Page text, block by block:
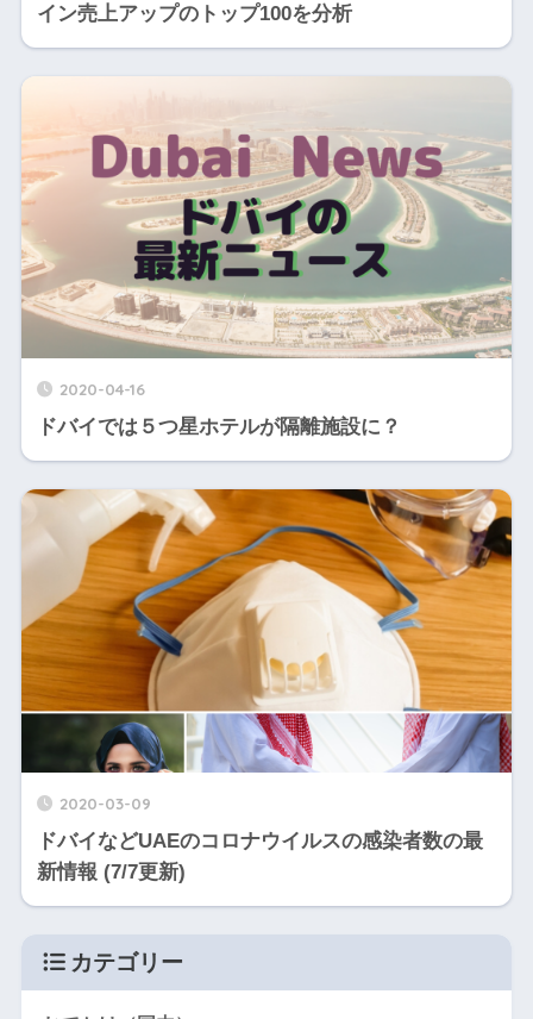
イン売上アップのトップ100を分析
2020-04-16
ドバイでは５つ星ホテルが隔離施設に？
2020-03-09
ドバイなどUAEのコロナウイルスの感染者数の最
新情報 (7/7更新)
カテゴリー